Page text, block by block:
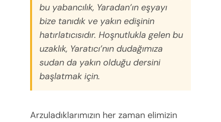
bu yabancılık, Yaradan’ın eşyayı
bize tanıdık ve yakın edişinin
hatırlatıcısıdır. Hoşnutlukla gelen bu
uzaklık, Yaratıcı’nın dudağımıza
sudan da yakın olduğu dersini
başlatmak için.
Arzuladıklarımızın her zaman elimizin